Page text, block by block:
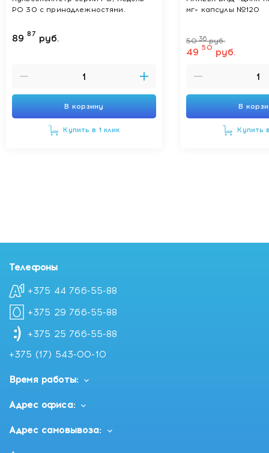
РО 30 с принадлежностями.
89 87 руб.
В корзину
Купить в 1 клик
мг» капсулы №120
50 36 руб.
49 50 руб.
В
Купить
Телефоны
+375 44 766-55-88
+375 29 766-55-88
+375 25 766-55-88
+375 (17) 543-00-10
Время работы:
Адрес офиса:
Адрес самовывоза: